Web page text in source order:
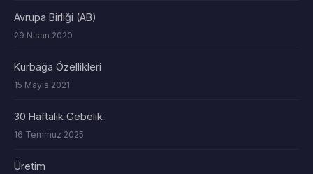
Avrupa Birliği (AB)
29 Nisan 2020
Kurbağa Özellikleri
15 Mayıs 2021
30 Haftalık Gebelik
16 Temmuz 2025
Üretim